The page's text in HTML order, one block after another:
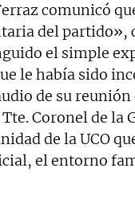
comunicó
del partido»,
el simple
le había sido
de su
Coronel de la
de la UCO
el entorno